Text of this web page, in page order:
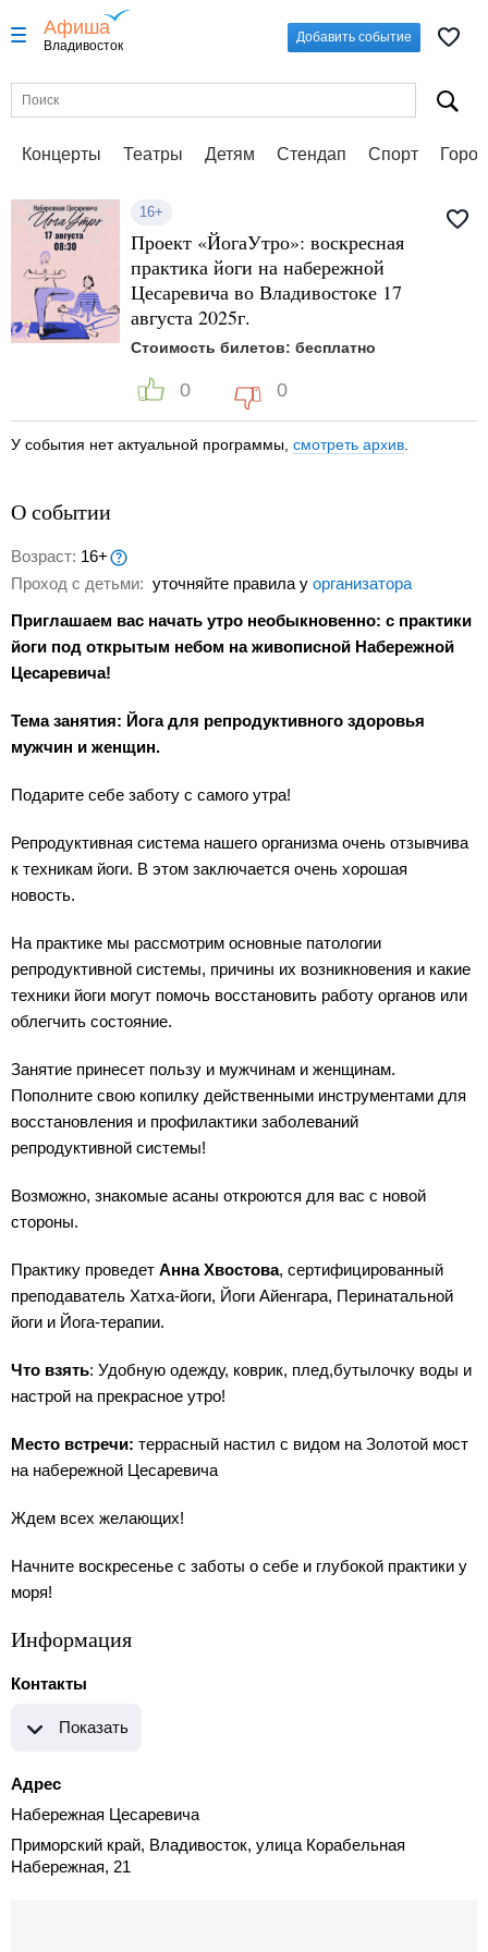
Афиша
Владивосток
Добавить событие
Концерты Театры Детям Стендап Спорт
16+
Проект «ЙогаУтро»: воскресная
практика йоги на набережной
Цесаревича во Владивостоке 17
августа 2025г.
Стоимость билетов: бесплатно
0 0
У события нет актуальной программы, смотреть архив
О событии
Возраст: 16+
Проход с детьми: уточняйте правила у организатора
Приглашаем вас начать утро необыкновенно: с практики
йоги под открытым небом на живописной Набережной
Цесаревича!
Тема занятия: Йога для репродуктивного здоровья
мужчин и женщин.
Подарите себе заботу с самого утра!
Репродуктивная система нашего организма очень отзывчива
к техникам йоги. В этом заключается очень хорошая
новость.
На практике мы рассмотрим основные патологии
репродуктивной системы, причины их возникновения и какие
техники йоги могут помочь восстановить работу органов или
облегчить состояние.
Занятие принесет пользу и мужчинам и женщинам.
Пополните свою копилку действенными инструментами для
восстановления и профилактики заболеваний
репродуктивной системы!
Возможно, знакомые асаны откроются для вас с новой
стороны.
Практику проведет Анна Хвостова, сертифицированный
преподаватель Хатха-йоги, Йоги Айенгара, Перинатальной
йоги и Йога-терапии.
Что взять: Удобную одежду, коврик, плед,бутылочку воды и
настрой на прекрасное утро!
Место встречи: террасный настил с видом на Золотой мост
на набережной Цесаревича
Ждем всех желающих!
Начните воскресенье с заботы о себе и глубокой практики у
моря!
Информация
Контакты
Показать
Адрес
Набережная Цесаревича
Приморский край, Владивосток, улица Корабельная
Набережная, 21